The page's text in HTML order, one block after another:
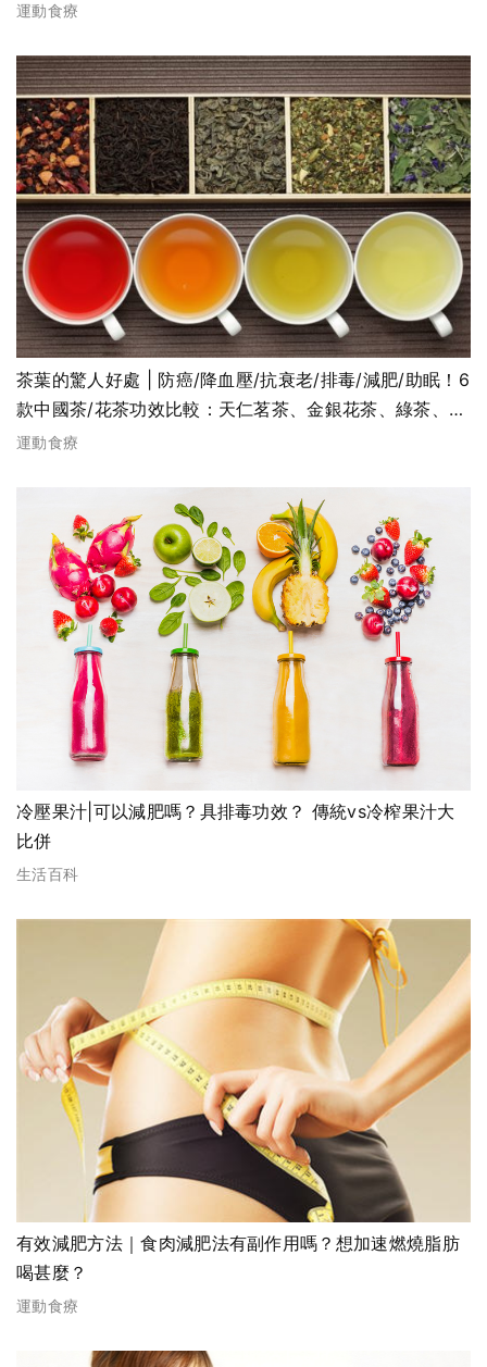
運動食療
茶葉的驚人好處 | 防癌/降血壓/抗衰老/排毒/減肥/助眠！6
款中國茶/花茶功效比較：天仁茗茶、金銀花茶、綠茶、烏
龍茶、鐵觀音、普洱
運動食療
冷壓果汁|可以減肥嗎？具排毒功效？ 傳統vs冷榨果汁大
比併
生活百科
有效減肥方法｜食肉減肥法有副作用嗎？想加速燃燒脂肪
喝甚麼？
運動食療